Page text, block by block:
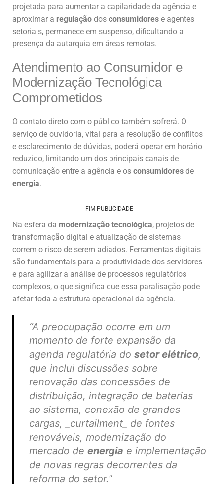
projetada para aumentar a capilaridade da agência e
aproximar a regulação dos consumidores e agentes
setoriais, permanece em suspenso, dificultando a
presença da autarquia em áreas remotas.
Atendimento ao Consumidor e
Modernização Tecnológica
Comprometidos
O contato direto com o público também sofrerá. O
serviço de ouvidoria, vital para a resolução de conflitos
e esclarecimento de dúvidas, poderá operar em horário
reduzido, limitando um dos principais canais de
comunicação entre a agência e os consumidores de
energia.
FIM PUBLICIDADE
Na esfera da modernização tecnológica, projetos de
transformação digital e atualização de sistemas
correm o risco de serem adiados. Ferramentas digitais
são fundamentais para a produtividade dos servidores
e para agilizar a análise de processos regulatórios
complexos, o que significa que essa paralisação pode
afetar toda a estrutura operacional da agência.
“A preocupação ocorre em um
momento de forte expansão da
agenda regulatória do setor elétrico,
que inclui discussões sobre
renovação das concessões de
distribuição, integração de baterias
ao sistema, conexão de grandes
cargas, _curtailment_ de fontes
renováveis, modernização do
mercado de energia e implementação
de novas regras decorrentes da
reforma do setor.”